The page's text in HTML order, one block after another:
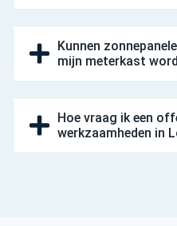
Kunnen
mijn meterkast
Hoe vraag ik een
werkzaamheden in